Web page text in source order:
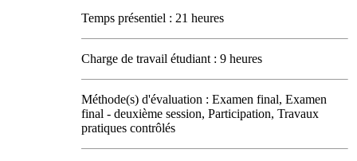
Temps présentiel : 21 heures
Charge de travail étudiant : 9 heures
Méthode(s) d'évaluation : Examen final, Examen
final - deuxième session, Participation, Travaux
pratiques contrôlés